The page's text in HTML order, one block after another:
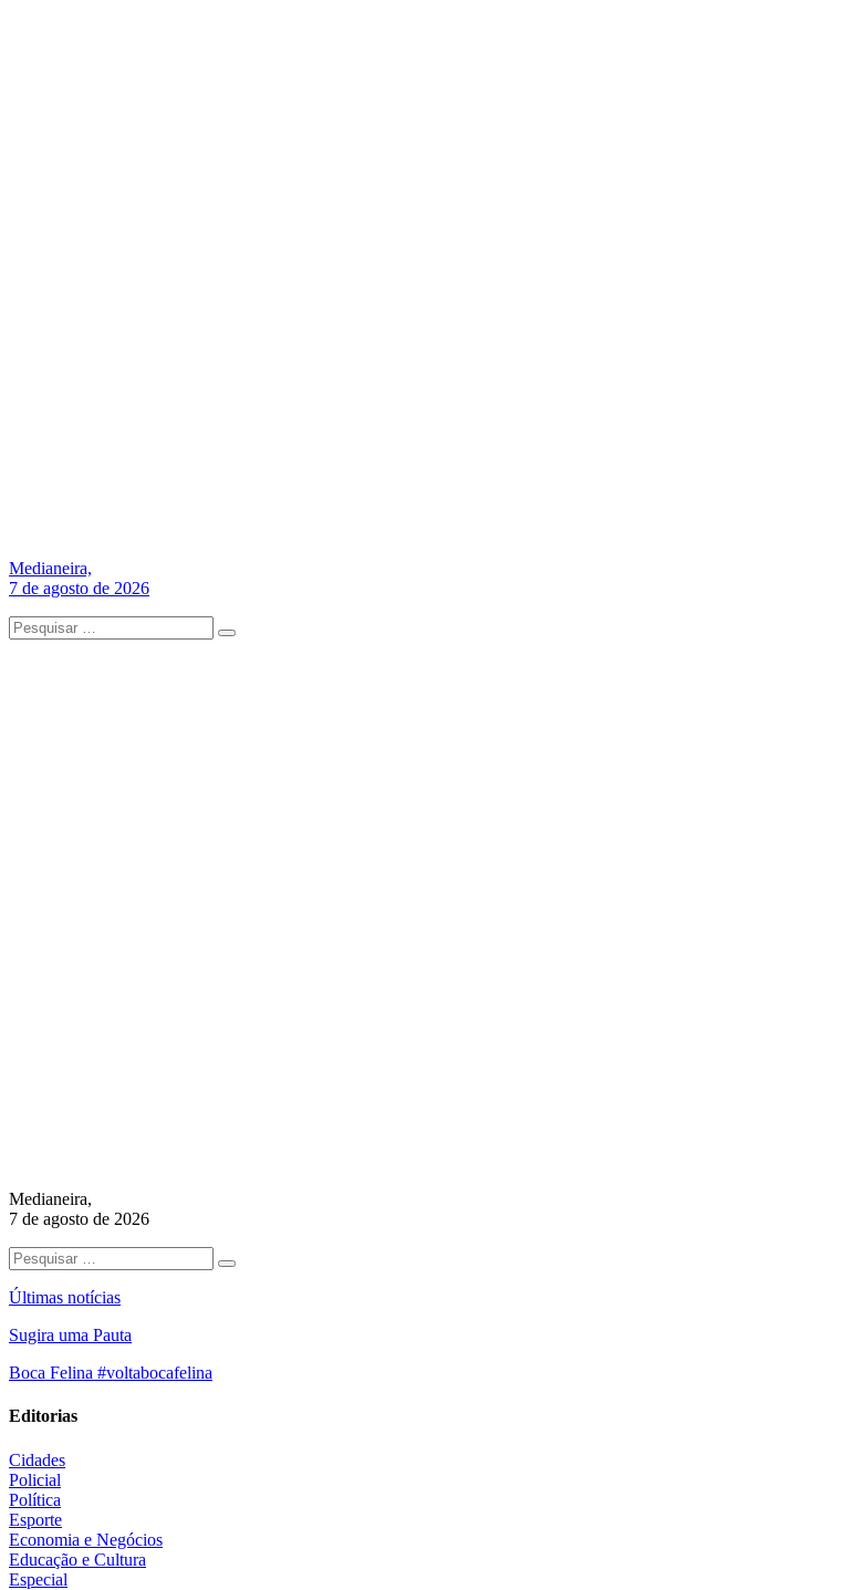
Medianeira,
7 de agosto de 2026
Medianeira,
7 de agosto de 2026
Últimas notícias
Sugira uma Pauta
Boca Felina #voltabocafelina
Editorias
Cidades
Policial
Política
Esporte
Economia e Negócios
Educação e Cultura
Especial